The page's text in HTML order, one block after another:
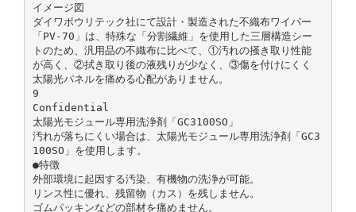
イメージ図
ダイワボウリテック社にて設計・製造された不織布ワイパー
「PV-70」は、特殊な「分割繊維」を使用した三層構造シー
トのため、汎用品の不織布に比べて、①汚れの掻き取り性能
が高く、②拭き取り後の液残りが少なく、③傷を付けにくく
太陽光パネルを痛める心配がありません。
9
Confidential
太陽光モジュール専用洗浄剤「GC3100SO」
汚れが落ちにくい場合は、太陽光モジュール専用洗浄剤「GC3
100SO」を使用します。
●特徴
外部環境に起因する汚染、有機物の洗浄が可能。
リンス性に優れ、残留物（カス）を残しません。
ゴムパッキンなどの部材を痛めません。